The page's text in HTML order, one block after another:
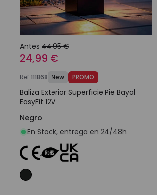
Antes 44,95 €
24,99 €
Ref111868 New PROMO
Baliza Exterior Superficie Pie Bayal
EasyFit 12V
Negro
En Stock, entrega en 24/48h